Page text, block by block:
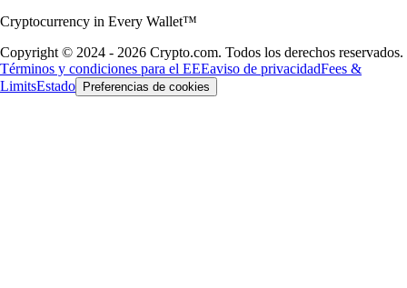
Cryptocurrency in Every Wallet™
Copyright © 2024 - 2026 Crypto.com. Todos los derechos reservados.
Términos y condiciones para el EEEaviso de privacidadFees &
LimitsEstado Preferencias de cookies